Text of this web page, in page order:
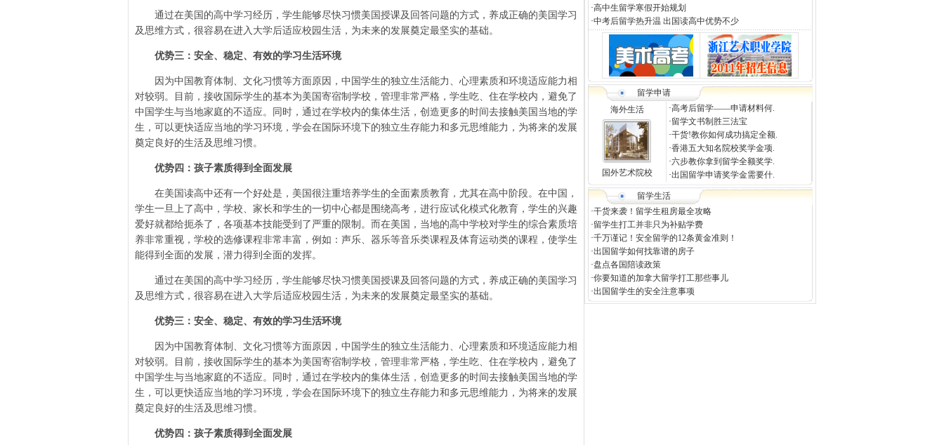
通过在美国的高中学习经历，学生能够尽快习惯美国授课及回答问题的方式，养成正确的美国学习
及思维方式，很容易在进入大学后适应校园生活，为未来的发展奠定最坚实的基础。
优势三：安全、稳定、有效的学习生活环境
因为中国教育体制、文化习惯等方面原因，中国学生的独立生活能力、心理素质和环境适应能力相
对较弱。目前，接收国际学生的基本为美国寄宿制学校，管理非常严格，学生吃、住在学校内，避免了
中国学生与当地家庭的不适应。同时，通过在学校内的集体生活，创造更多的时间去接触美国当地的学
生，可以更快适应当地的学习环境，学会在国际环境下的独立生存能力和多元思维能力，为将来的发展
奠定良好的生活及思维习惯。
优势四：孩子素质得到全面发展
在美国读高中还有一个好处是，美国很注重培养学生的全面素质教育，尤其在高中阶段。在中国，
学生一旦上了高中，学校、家长和学生的一切中心都是围绕高考，进行应试化模式化教育，学生的兴趣
爱好就都给扼杀了，各项基本技能受到了严重的限制。而在美国，当地的高中学校对学生的综合素质培
养非常重视，学校的选修课程非常丰富，例如：声乐、器乐等音乐类课程及体育运动类的课程，使学生
能得到全面的发展，潜力得到全面的发挥。
通过在美国的高中学习经历，学生能够尽快习惯美国授课及回答问题的方式，养成正确的美国学习
及思维方式，很容易在进入大学后适应校园生活，为未来的发展奠定最坚实的基础。
优势三：安全、稳定、有效的学习生活环境
因为中国教育体制、文化习惯等方面原因，中国学生的独立生活能力、心理素质和环境适应能力相
对较弱。目前，接收国际学生的基本为美国寄宿制学校，管理非常严格，学生吃、住在学校内，避免了
中国学生与当地家庭的不适应。同时，通过在学校内的集体生活，创造更多的时间去接触美国当地的学
生，可以更快适应当地的学习环境，学会在国际环境下的独立生存能力和多元思维能力，为将来的发展
奠定良好的生活及思维习惯。
优势四：孩子素质得到全面发展
·高中生留学寒假开始规划
·中考后留学热升温 出国读高中优势不少
留学申请
海外生活
国外艺术院校
·高考后留学——申请材料何.
·留学文书制胜三法宝
·干货!教你如何成功搞定全额.
·香港五大知名院校奖学金项.
·六步教你拿到留学全额奖学.
·出国留学申请奖学金需要什.
留学生活
·干货来袭！留学生租房最全攻略
·留学生打工并非只为补贴学费
·千万谨记！安全留学的12条黄金准则！
·出国留学如何找靠谱的房子
·盘点各国陪读政策
·你要知道的加拿大留学打工那些事儿
·出国留学生的安全注意事项